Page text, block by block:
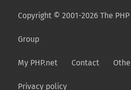
Copyright © 2001-2026 The
Group
My PHP.net Contact
Privacy policy